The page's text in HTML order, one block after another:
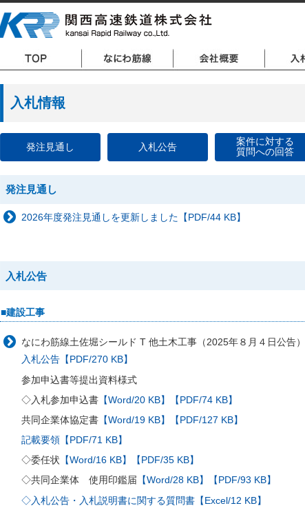
入札情報
発注見通し 入札公告
案件に対する
質問への回答
発注見通し
2026年度発注見通しを更新しました【PDF/44 KB】
入札公告
■建設工事
なにわ筋線土佐堀シールド T 他土木工事（2025年８月４日公告）
入札公告【PDF/270 KB】
参加申込書等提出資料様式
◇入札参加申込書【Word/20 KB】
【PDF/74 KB】
共同企業体協定書【Word/19 KB】
【PDF/127 KB】
記載要領【PDF/71 KB】
◇委任状 【Word/16 KB】
【PDF/35 KB】
◇共同企業体 使用印鑑届 【Word/28 KB】
【PDF/93 KB】
◇入札公告・入札説明書に関する質問書【Excel/12 KB】